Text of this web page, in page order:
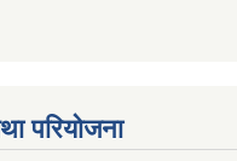
परियोजना